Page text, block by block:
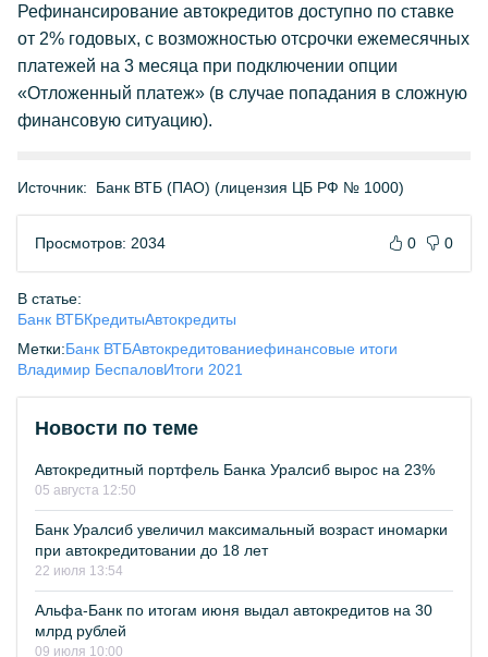
Рефинансирование автокредитов доступно по ставке
от 2% годовых, с возможностью отсрочки ежемесячных
платежей на 3 месяца при подключении опции
«Отложенный платеж» (в случае попадания в сложную
финансовую ситуацию).
Источник: Банк ВТБ (ПАО) (лицензия ЦБ РФ № 1000)
Просмотров: 2034 0 0
В статье:
Банк ВТБКредитыАвтокредиты
Метки:Банк ВТБАвтокредитованиефинансовые итоги
Владимир БеспаловИтоги 2021
Новости по теме
Автокредитный портфель Банка Уралсиб вырос на 23%
05 августа 12:50
Банк Уралсиб увеличил максимальный возраст иномарки
при автокредитовании до 18 лет
22 июля 13:54
Альфа-Банк по итогам июня выдал автокредитов на 30
млрд рублей
09 июля 10:00